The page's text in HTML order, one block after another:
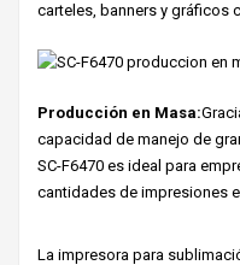
Producción en Masa:
capacidad de manejo de
SC-F6470 es ideal para
cantidades de impresiones
carteles, banners y gráficos
La impresora para